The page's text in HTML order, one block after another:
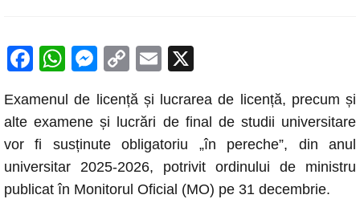
F
c
e
b
o
W
at
s
A
p
M
ss
e
n
g
C
p
y
Li
n
E
ail
Examenul de licență și lucrarea de licență, precum și
alte examene și lucrări de final de studii universitare
vor fi susținute obligatoriu „în pereche”, din anul
universitar 2025-2026, potrivit ordinului de ministru
publicat în Monitorul Oficial (MO) pe 31 decembrie.